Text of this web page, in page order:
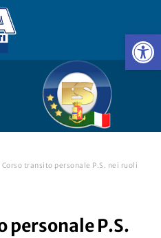
Corso transito personale P.S. nei ruoli
personale P.S.